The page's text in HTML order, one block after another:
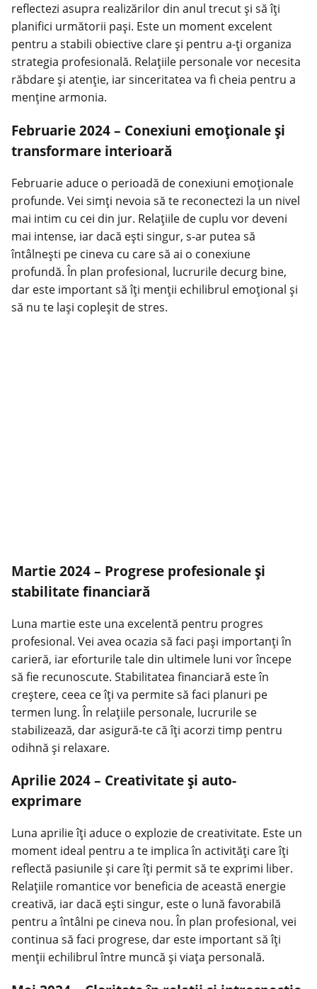
reflectezi asupra realizărilor din anul trecut și să îți
planifici următorii pași. Este un moment excelent
pentru a stabili obiective clare și pentru a-ți organiza
strategia profesională. Relațiile personalevor necesita
răbdare și atenție, iar sinceritatea va fi cheia pentru a
menține armonia.
Februarie 2024 – Conexiuni emoționale și
transformare interioară
Februarieaduce o perioadă de conexiuni emoționale
profunde. Vei simți nevoia să te reconectezi la un nivel
mai intim cu cei din jur. Relațiile de cuplu vor deveni
mai intense, iar dacă ești singur, s-ar putea să
întâlnești pe cineva cu care să ai o conexiune
profundă. În plan profesional, lucrurile decurg bine,
dar este important să îți menții echilibrul emoțional și
să nu te lași copleșit de stres.
Martie 2024 – Progrese profesionale și
stabilitate financiară
Luna martie este una excelentă pentru progres
profesional. Vei avea ocazia să faci pași importanți în
carieră, iar eforturile tale din ultimele luni vor începe
să fie recunoscute. Stabilitatea financiară este în
creștere, ceea ce îți va permite să faci planuri pe
termen lung. În relațiile personale, lucrurile se
stabilizează, dar asigură-te că îți acorzi timp pentru
odihnă și relaxare.
Aprilie 2024 – Creativitate și auto-
exprimare
Luna aprilie îți aduce o explozie de creativitate. Este un
moment ideal pentru a te implica în activități care îți
reflectă pasiunile și care îți permit să te exprimi liber.
Relațiile romantice vor beneficia de această energie
creativă, iar dacă ești singur, este o lună favorabilă
pentru a întâlni pe cineva nou. În plan profesional, vei
continua să faci progrese, dar este important să îți
menții echilibrul între muncă și viața personală.